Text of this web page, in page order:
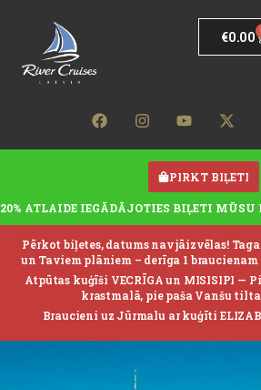
€0.00
PIRKT BIĻETI
20% ATLAIDE IEGĀDĀJOTIES BIĻETI
Pērkot biļetes, datums nav jāizvēlas!
un Taviem plāniem – derīga 1 braucienam
Atpūtas kuģīši VECRĪGA un MISISIPI —
krastmalā, pie paša Vanšu
Braucieni uz Jūrmalu ar kuģīti